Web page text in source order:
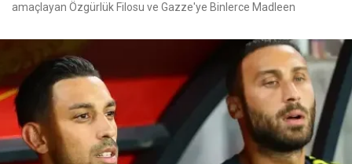
amaçlayan Özgürlük Filosu ve Gazze'ye Binlerce Madleen